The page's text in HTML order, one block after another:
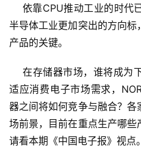
依靠CPU推动工业的时代
半导体工业更加突出的方向
产品的关键。
在存储器市场，谁将成为
适应消费电子市场需求，
器之间将如何竞争与融合？
场前景，目前在重点生产哪些
请看本期《中国电子报》视点。